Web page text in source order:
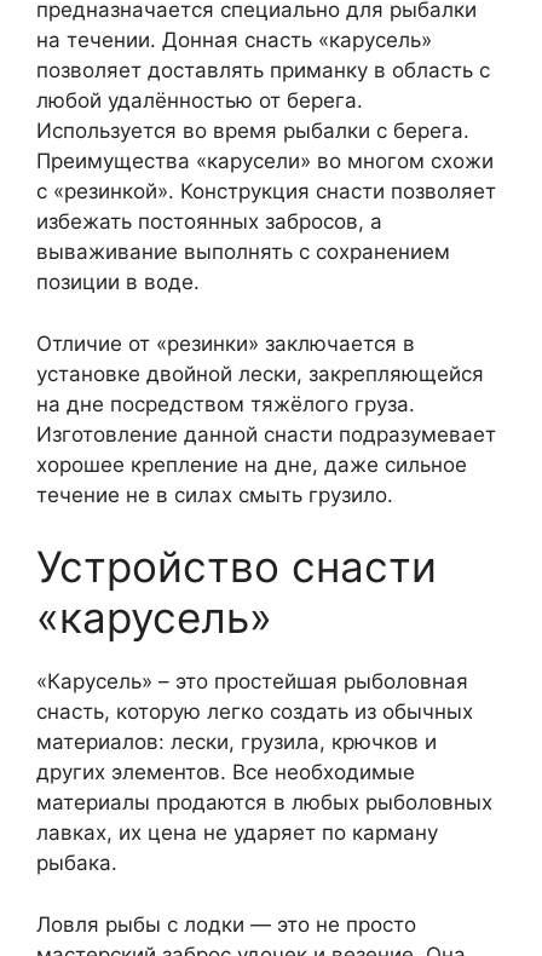
предназначается специально для рыбалки
на течении. Донная снасть «карусель»
позволяет доставлять приманку в область с
любой удалённостью от берега.
Используется во время рыбалки с берега.
Преимущества «карусели» во многом схожи
с «резинкой». Конструкция снасти позволяет
избежать постоянных забросов, а
вываживание выполнять с сохранением
позиции в воде.
Отличие от «резинки» заключается в
установке двойной лески, закрепляющейся
на дне посредством тяжёлого груза.
Изготовление данной снасти подразумевает
хорошее крепление на дне, даже сильное
течение не в силах смыть грузило.
Устройство снасти
«карусель»
«Карусель» – это простейшая рыболовная
снасть, которую легко создать из обычных
материалов: лески, грузила, крючков и
других элементов. Все необходимые
материалы продаются в любых рыболовных
лавках, их цена не ударяет по карману
рыбака.
Ловля рыбы с лодки — это не просто